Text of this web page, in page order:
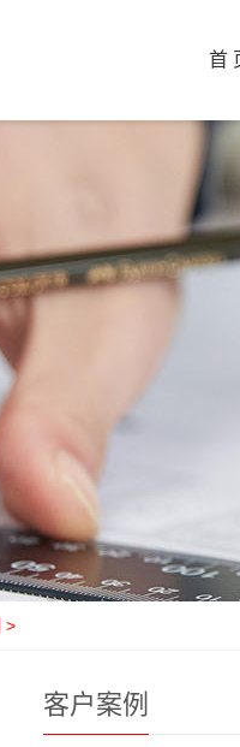
首
>
客户案例